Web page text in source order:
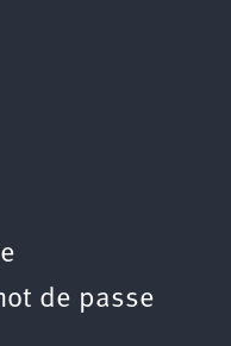
de passe